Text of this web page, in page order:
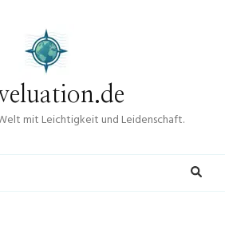
mit Leichtigkeit und Leidenschaft.